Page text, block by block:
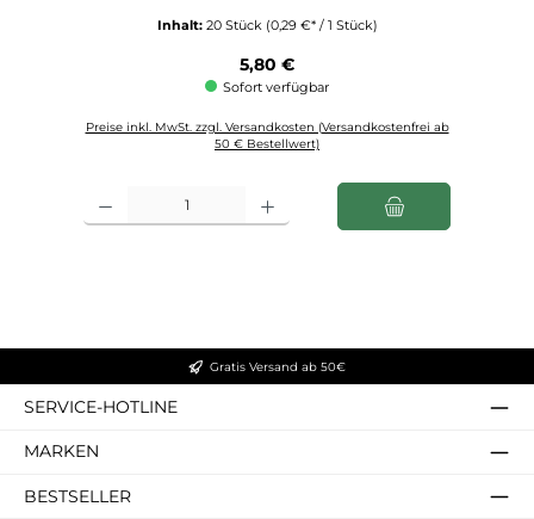
Inhalt: 20 Stück (0,29 €* / 1 Stück)
Regulärer Preis:
5,80 €
Sofort verfügbar
Preise inkl. MwSt. zzgl. Versandkosten (Versandkostenfrei ab
50 € Bestellwert)
Produkt Anzahl: Gib den gewünschten Wert ein oder benutze die
Gratis Versand ab 50€
SERVICE-HOTLINE
MARKEN
BESTSELLER